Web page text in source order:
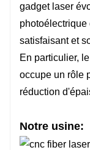
gadget laser
photoélectrique
satisfaisant et
En particulier,
occupe un rôle
réduction
Notre usine: